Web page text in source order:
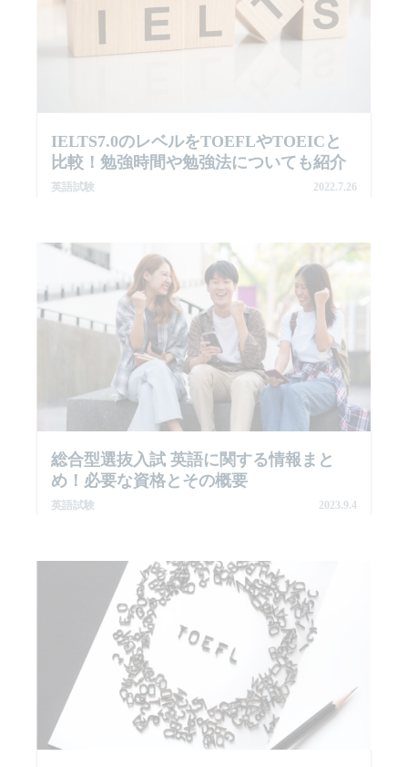
IELTS7.0のレベルをTOEFLやTOEICと
比較！勉強時間や勉強法についても紹介
英語試験 2022.7.26
総合型選抜入試 英語に関する情報まと
め！必要な資格とその概要
英語試験 2023.9.4